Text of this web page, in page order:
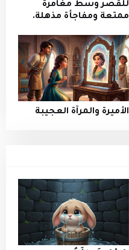
للقصر وسط مغامرة
ممتعة ومفاجأة مذهلة.
الأميرة والمرآة العجيبة